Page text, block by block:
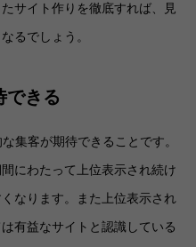
サイト作りを徹底すれば、見
るでしょう。
できる
集客が期待できることです。
にわたって上位表示され続け
なります。また上位表示され
有益なサイトと認識している